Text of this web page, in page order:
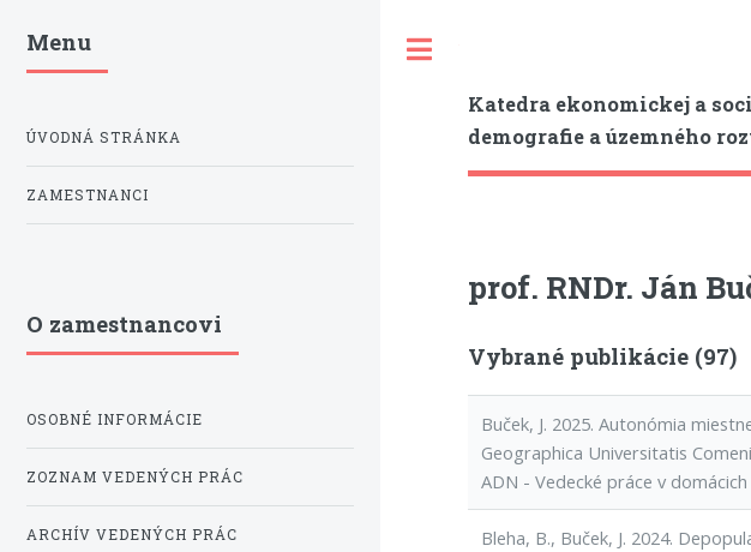
Katedra ekonomickej a
demografie a územného
prof. RNDr. Ján
Vybrané publikácie (97)
Buček, J. 2025. Autonómia
Geographica Universitatis
ADN - Vedecké práce v
Bleha, B., Buček, J. 2024.
Menu
ÚVODNÁ STRÁNKA
ZAMESTNANCI
O zamestnancovi
OSOBNÉ INFORMÁCIE
ZOZNAM VEDENÝCH PRÁC
ARCHÍV VEDENÝCH PRÁC